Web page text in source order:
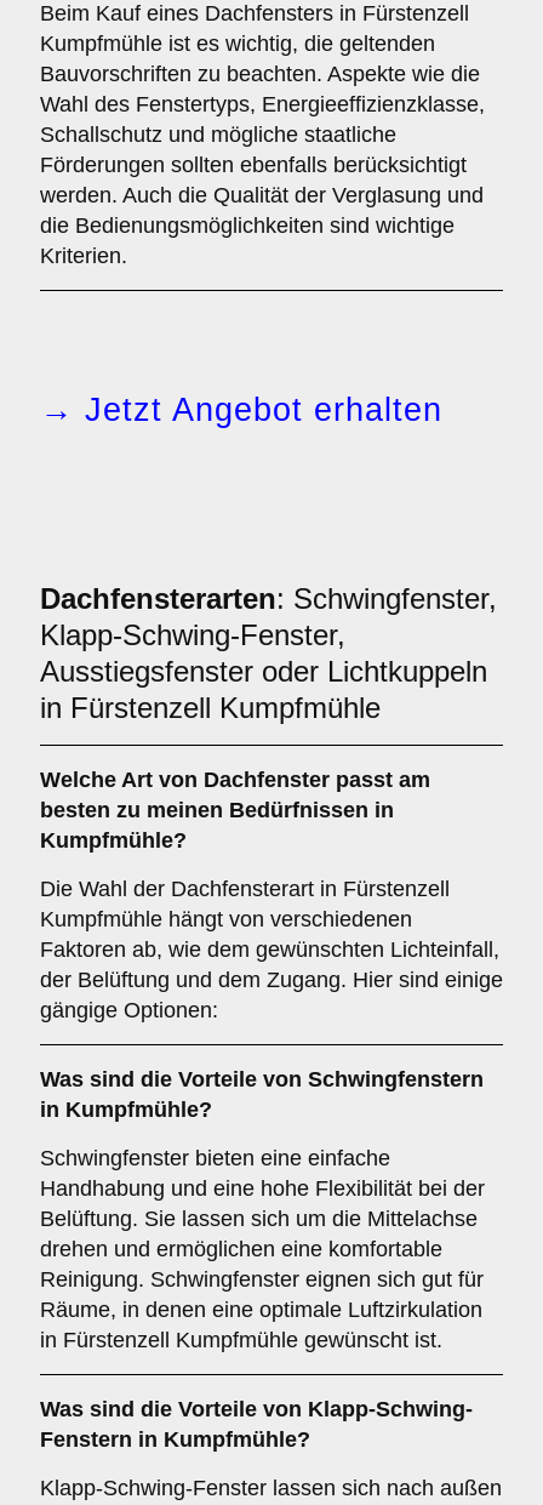
Beim Kauf eines Dachfensters in Fürstenzell
Kumpfmühle ist es wichtig, die geltenden
Bauvorschriften zu beachten. Aspekte wie die
Wahl des Fenstertyps, Energieeffizienzklasse,
Schallschutz und mögliche staatliche
Förderungen sollten ebenfalls berücksichtigt
werden. Auch die Qualität der Verglasung und
die Bedienungsmöglichkeiten sind wichtige
Kriterien.
→ Jetzt Angebot erhalten
Dachfensterarten: Schwingfenster,
Klapp-Schwing-Fenster,
Ausstiegsfenster oder Lichtkuppeln
in Fürstenzell Kumpfmühle
Welche Art von Dachfenster passt am
besten zu meinen Bedürfnissen in
Kumpfmühle?
Die Wahl der Dachfensterart in Fürstenzell
Kumpfmühle hängt von verschiedenen
Faktoren ab, wie dem gewünschten Lichteinfall,
der Belüftung und dem Zugang. Hier sind einige
gängige Optionen:
Was sind die Vorteile von Schwingfenstern
in Kumpfmühle?
Schwingfenster bieten eine einfache
Handhabung und eine hohe Flexibilität bei der
Belüftung. Sie lassen sich um die Mittelachse
drehen und ermöglichen eine komfortable
Reinigung. Schwingfenster eignen sich gut für
Räume, in denen eine optimale Luftzirkulation
in Fürstenzell Kumpfmühle gewünscht ist.
Was sind die Vorteile von Klapp-Schwing-
Fenstern in Kumpfmühle?
Klapp-Schwing-Fenster lassen sich nach außen